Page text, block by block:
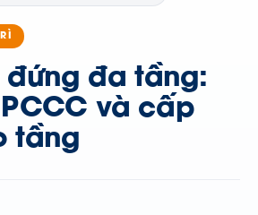
đứng đa tầng:
và cấp
tầng